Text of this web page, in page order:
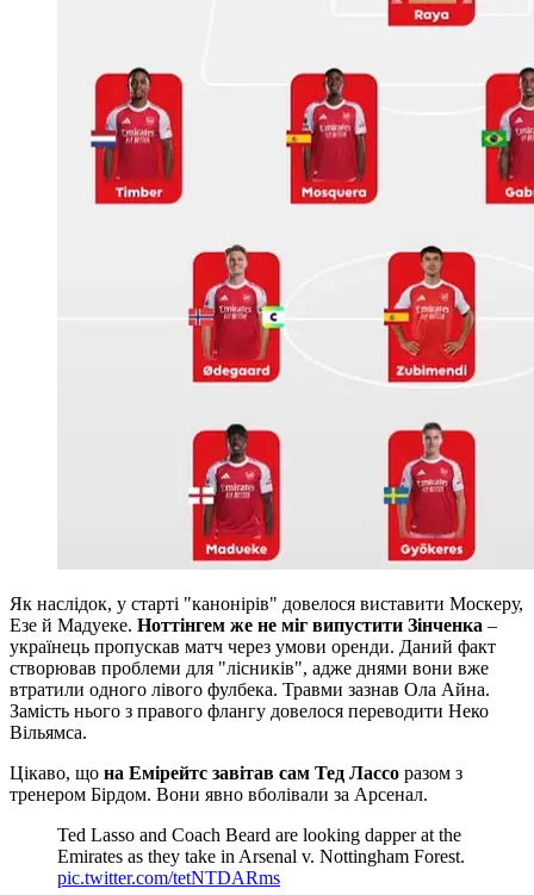
Як наслідок, у старті "канонірів" довелося виставити Москеру,
Езе й Мадуеке. Ноттінгем же не міг випустити Зінченка –
українець пропускав матч через умови оренди. Даний факт
створював проблеми для "лісників", адже днями вони вже
втратили одного лівого фулбека. Травми зазнав Ола Айна.
Замість нього з правого флангу довелося переводити Неко
Вільямса.
Цікаво, що на Емірейтс завітав сам Тед Лассо разом з
тренером Бірдом. Вони явно вболівали за Арсенал.
Ted Lasso and Coach Beard are looking dapper at the
Emirates as they take in Arsenal v. Nottingham Forest.
pic.twitter.com/tetNTDARms